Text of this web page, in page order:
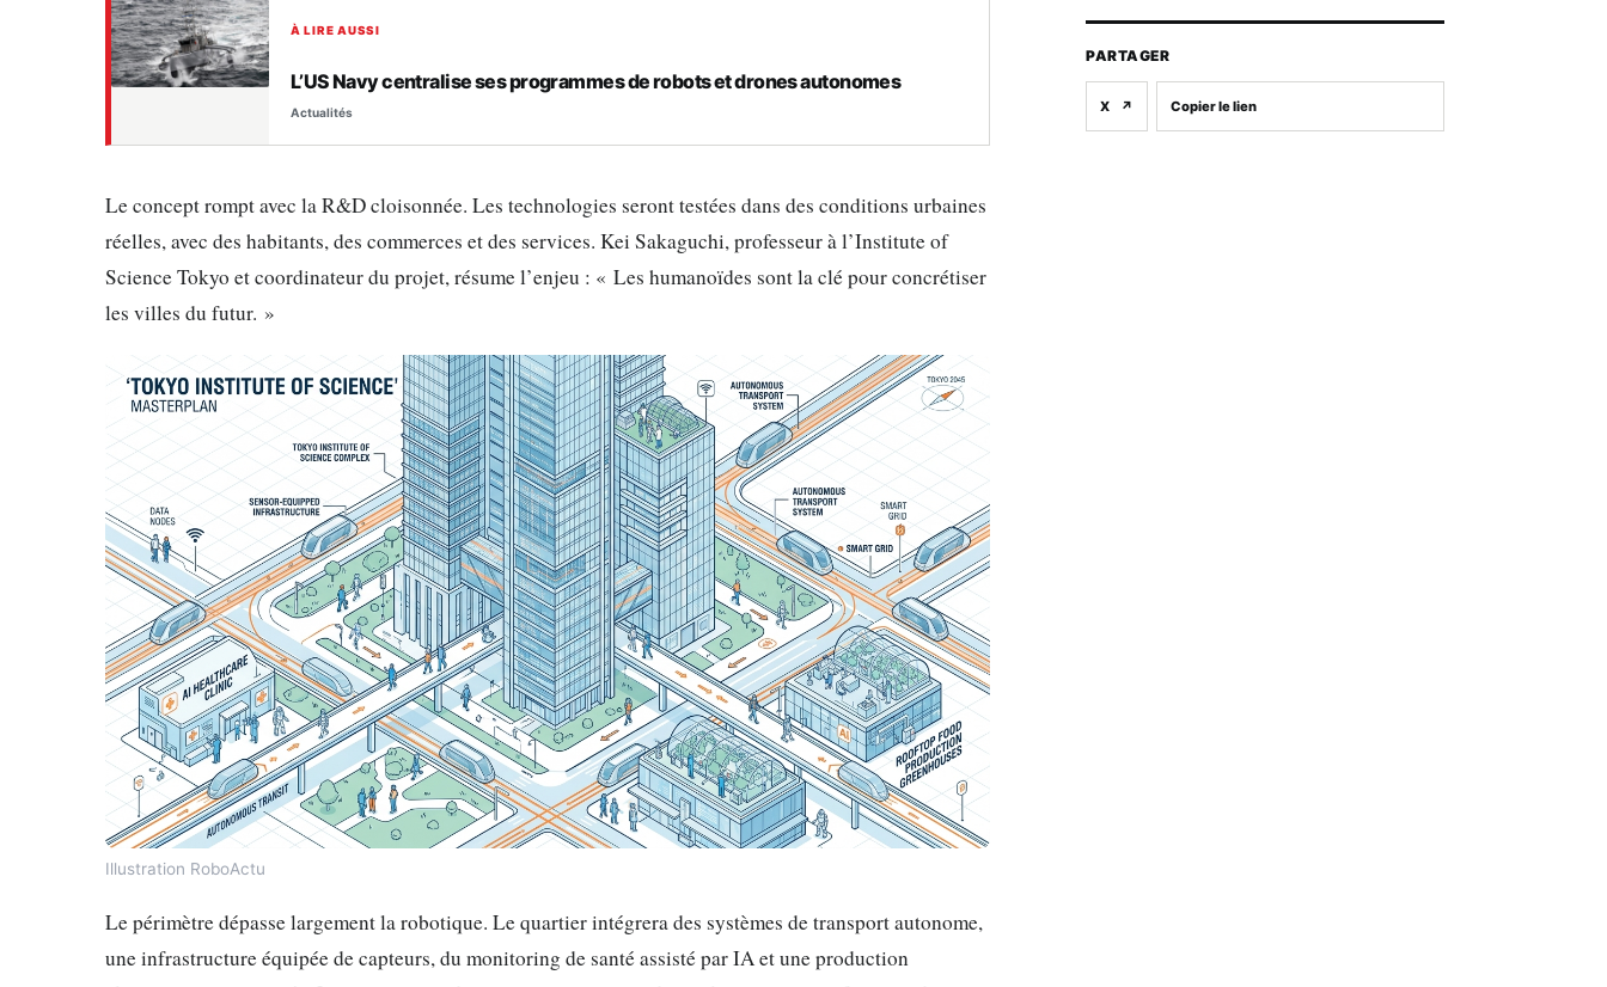
À LIRE AUSSI
L’US Navy centralise ses programmes de robots et drones autonomes
Actualités
Le concept rompt avec la R&D cloisonnée. Les technologies seront testées dans des conditions urbaines
réelles, avec des habitants, des commerces et des services. Kei Sakaguchi, professeur à l’Institute of
Science Tokyo et coordinateur du projet, résume l’enjeu : « Les humanoïdes sont la clé pour concrétiser
les villes du futur. »
Illustration RoboActu
Le périmètre dépasse largement la robotique. Le quartier intégrera des systèmes de transport autonome,
une infrastructure équipée de capteurs, du monitoring de santé assisté par IA et une production
PARTAGER
X ↗ Copier le lien